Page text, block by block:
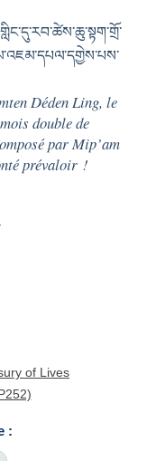
Déden Ling, le
double de
par Mip’am
prévaloir !
of Lives
: